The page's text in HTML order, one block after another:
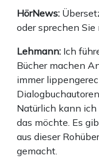
HörNews:
oder sprechen Sie
Lehmann: Ich
Bücher machen
immer
Natürlich kann
das möchte. Es
aus dieser
gemacht.